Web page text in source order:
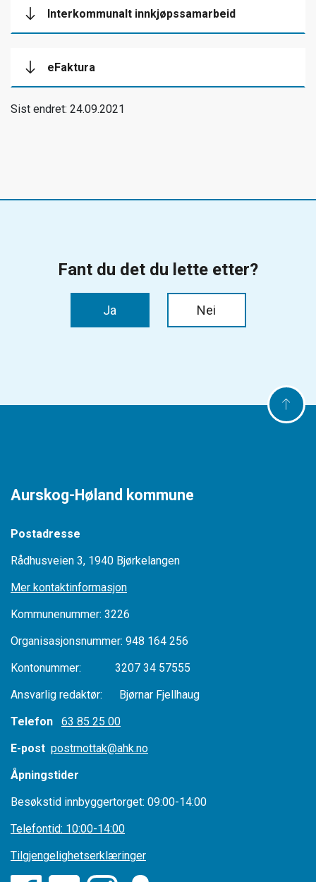
Interkommunalt innkjøpssamarbeid
eFaktura
Sist endret: 24.09.2021
Aurskog-Høland kommune
Postadresse
Rådhusveien 3, 1940 Bjørkelangen
Mer kontaktinformasjon
Kommunenummer: 3226
Organisasjonsnummer: 948 164 256
Kontonummer: 3207 34 57555
Ansvarlig redaktør: Bjørnar Fjellhaug
Telefon 63 85 25 00
E-post postmottak@ahk.no
Åpningstider
Besøkstid innbyggertorget: 09:00-14:00
Telefontid: 10:00-14:00
Tilgjengelighetserklæringer